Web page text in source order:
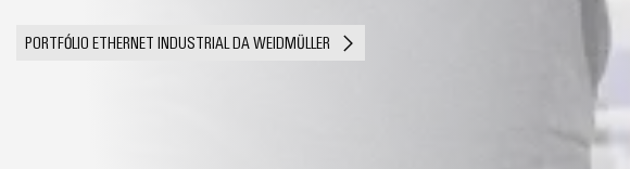
PORTFÓLIO ETHERNET INDUSTRIAL DA WEIDMÜLLER